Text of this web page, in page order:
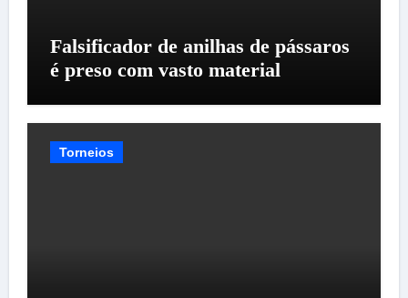
Falsificador de anilhas de pássaros
é preso com vasto material
Torneios